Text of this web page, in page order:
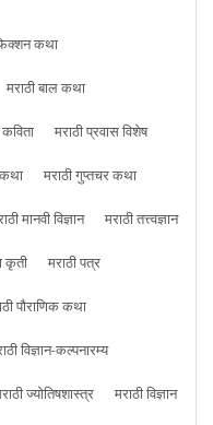
कथा
मराठी बाल कथा
मराठी प्रवास विशेष
मराठी गुप्तचर कथा
मानवी विज्ञान
मराठी तत्त्वज्ञान
कृती
मराठी पत्र
पौराणिक कथा
विज्ञान-कल्पनारम्य
ज्योतिषशास्त्र
मराठी विज्ञान